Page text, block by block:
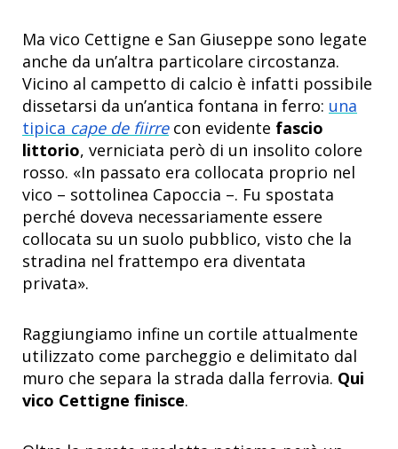
Ma vico Cettigne e San Giuseppe sono legate
anche da un’altra particolare circostanza.
Vicino al campetto di calcio è infatti possibile
dissetarsi da un’antica fontana in ferro: una
tipica cape de fiirrecon evidente fascio
littorio, verniciata però di un insolito colore
rosso. «In passato era collocata proprio nel
vico – sottolinea Capoccia –. Fu spostata
perché doveva necessariamente essere
collocata su un suolo pubblico, visto che la
stradina nel frattempo era diventata
privata».
Raggiungiamo infine un cortile attualmente
utilizzato come parcheggio e delimitato dal
muro che separa la strada dalla ferrovia. Qui
vico Cettigne finisce.